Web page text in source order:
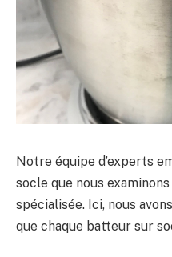
Notre équipe d’experts
socle que nous
spécialisée. Ici, nous
que chaque batteur sur